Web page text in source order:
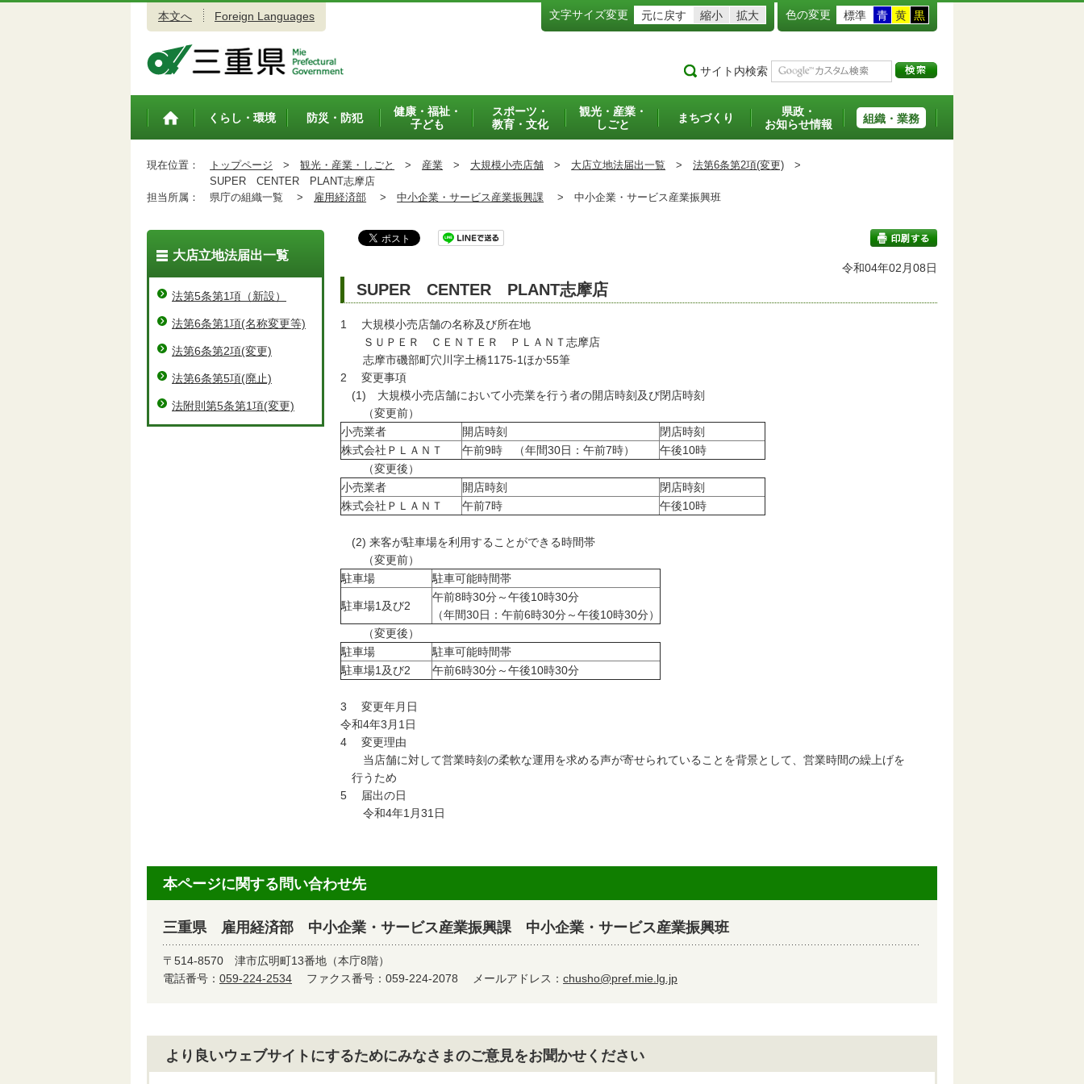
本文へ Foreign Languages 文字サイズ変更 元に戻す 縮小 拡大 色の変更 標準 青 黄 黒
サイト内検索
トップペ
くらし・環境 防災・防犯
健康・福祉・
子ども
スポーツ・
教育・文化
観光・産業・
しごと
まちづくり
県政・
お知らせ情報
組織・業務
現在位置： トップページ > 観光・産業・しごと > 産業 > 大規模小売店舗 > 大店立地法届出一覧 > 法第6条第2項(変更) >
SUPER CENTER PLANT志摩店
担当所属：
県庁の組織一覧 > 雇用経済部 > 中小企業・サービス産業振興課 > 中小企業・サービス産業振興班
印刷する
令和04年02月08日
SUPER CENTER PLANT志摩店
1 大規模小売店舗の名称及び所在地
ＳＵＰＥＲ ＣＥＮＴＥＲ ＰＬＡＮＴ志摩店
志摩市磯部町穴川字土橋1175-1ほか55筆
2 変更事項
(1) 大規模小売店舗において小売業を行う者の開店時刻及び閉店時刻
（変更前）
小売業者
開店時刻
閉店時刻
株式会社ＰＬＡＮＴ
午前9時 （年間30日：午前7時）
午後10時
（変更後）
小売業者
開店時刻
閉店時刻
株式会社ＰＬＡＮＴ
午前7時 午後10時
(2) 来客が駐車場を利用することができる時間帯
（変更前）
駐車場
駐車可能時間帯
駐車場1及び2
午前8時30分～午後10時30分
（年間30日：午前6時30分～午後10時30分）
（変更後）
駐車場
駐車可能時間帯
駐車場1及び2
午前6時30分～午後10時30分
3 変更年月日
令和4年3月1日
4 変更理由
当店舗に対して営業時刻の柔軟な運用を求める声が寄せられていることを背景として、営業時間の繰上げを
行うため
5 届出の日
令和4年1月31日
大店立地法届出一覧
法第5条第1項（新設）
法第6条第1項(名称変更等)
法第6条第2項(変更)
法第6条第5項(廃止)
法附則第5条第1項(変更)
本ページに関する問い合わせ先
三重県 雇用経済部 中小企業・サービス産業振興課 中小企業・サービス産業振興班
〒514-8570 津市広明町13番地（本庁8階）
電話番号： 059-224-2534 ファクス番号：059-224-2078 メールアドレス： chusho@pref.mie.lg.jp
より良いウェブサイトにするためにみなさまのご意見をお聞かせください